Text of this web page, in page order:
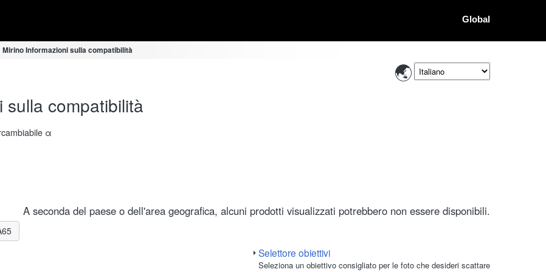
Global
Mirino Informazioni sulla compatibilità
sulla compatibilità
α
A seconda del paese o dell'area geografica, alcuni prodotti visualizzati potrebbero non essere disponibili.
Selettore obiettivi
Seleziona un obiettivo consigliato per le foto che desideri scattare